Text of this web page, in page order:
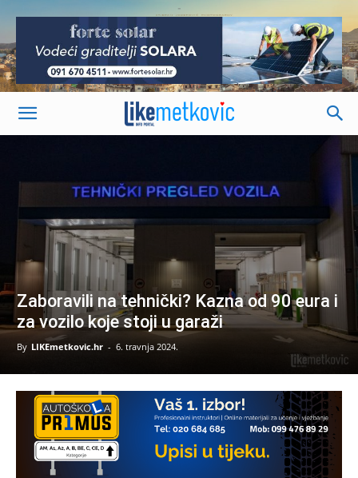
-
Zaboravili na tehnički? Kazna od 90 eura i
za vozilo koje stoji u garaži
By LIKEmetkovic.hr - 6. travnja 2024.